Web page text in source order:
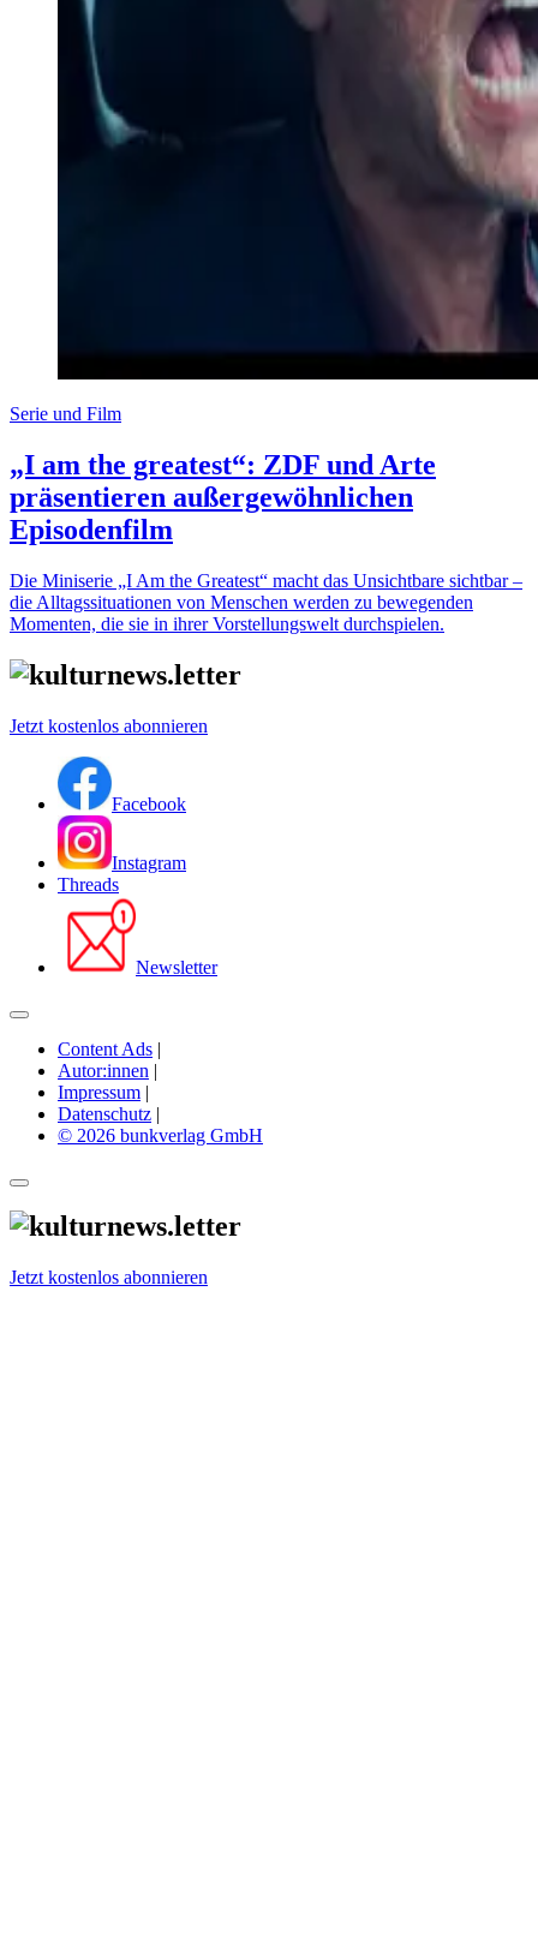
Serie und Film
„I am the greatest“: ZDF und Arte
präsentieren außergewöhnlichen
Episodenfilm
Die Miniserie „I Am the Greatest“ macht das Unsichtbare sichtbar –
die Alltagssituationen von Menschen werden zu bewegenden
Momenten, die sie in ihrer Vorstellungswelt durchspielen.
Jetzt kostenlos abonnieren
Facebook
Instagram
Threads
Newsletter
Content Ads |
Autor:innen |
Impressum |
Datenschutz |
© 2026 bunkverlag GmbH
Jetzt kostenlos abonnieren